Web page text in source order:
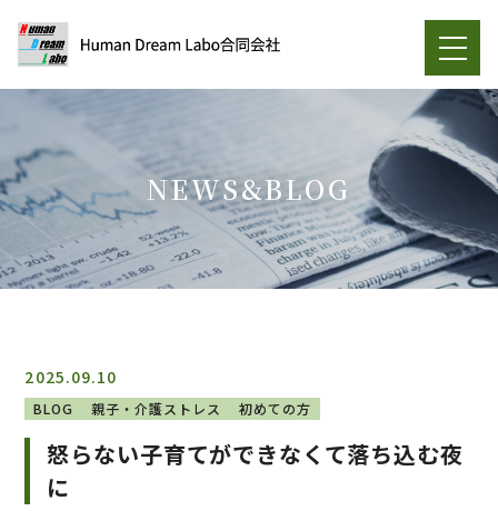
NEWS&BLOG
怒らない子育てができなくて落ち込む夜
に
BLOG 親子・介護ストレス 初めての方
2025.09.10